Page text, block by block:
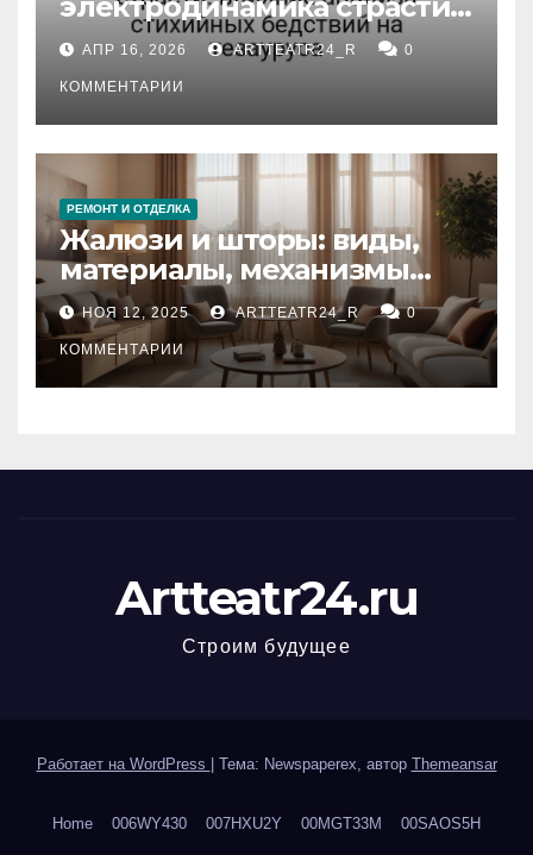
влияние анализа
стихийных бедствий на
тезауруса
АПР 16, 2026 ARTTEATR24_R 0
КОММЕНТАРИИ
РЕМОНТ И ОТДЕЛКА
Жалюзи и шторы: виды,
материалы, механизмы
управления и уход
НОЯ 12, 2025 ARTTEATR24_R 0
КОММЕНТАРИИ
Artteatr24.ru
Строим будущее
Работает на WordPress Тема: Newspaperex, автор Themeansar
Home 006WY430 007HXU2Y 00MGT33M 00SAOS5H